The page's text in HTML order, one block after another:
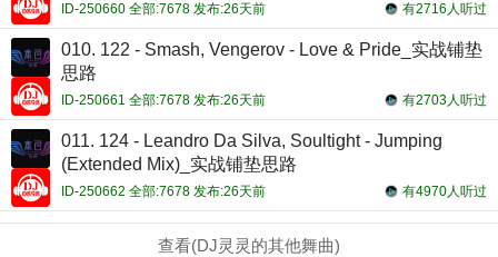
有2716人听过
ID-250660 全部:7678 发布:26天前
010. 122 - Smash, Vengerov - Love & Pride_实战铺垫
思路
有2703人听过
ID-250661 全部:7678 发布:26天前
011. 124 - Leandro Da Silva, Soultight - Jumping
(Extended Mix)_实战铺垫思路
有4970人听过
ID-250662 全部:7678 发布:26天前
查看(DJ灵灵的其他舞曲)